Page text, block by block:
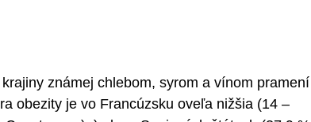
známej chlebom, syrom a vínom pramení
obezity je vo Francúzsku oveľa nižšia (14 –